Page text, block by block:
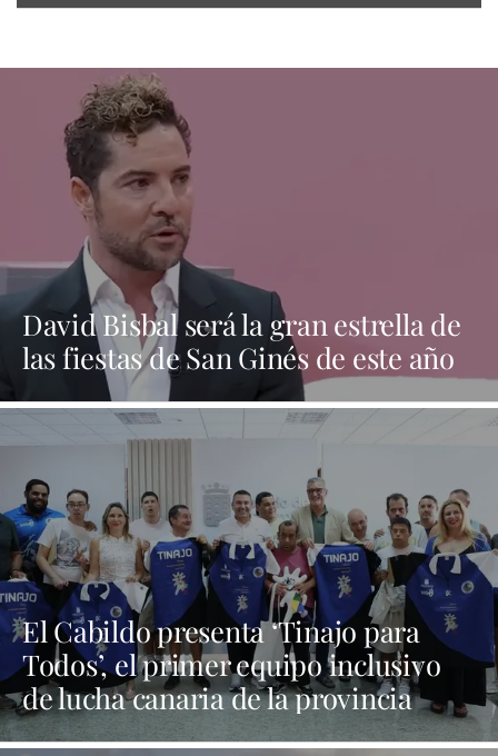
David Bisbal será la gran estrella de
las fiestas de San Ginés de este año
El Cabildo presenta ‘Tinajo para
Todos’, el primer equipo inclusivo
de lucha canaria de la provincia